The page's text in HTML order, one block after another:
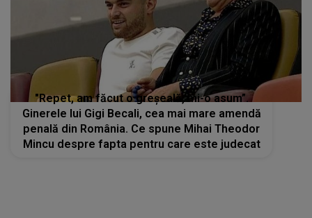
"Repet, am făcut o greșeală, mi-o asum”.
Ginerele lui Gigi Becali, cea mai mare amendă
penală din România. Ce spune Mihai Theodor
Mincu despre fapta pentru care este judecat